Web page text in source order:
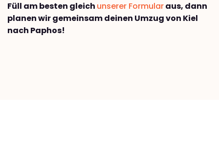
Füll am besten gleich unserer Formularaus, dann
planen wir gemeinsam deinen Umzug von Kiel
nach Paphos!